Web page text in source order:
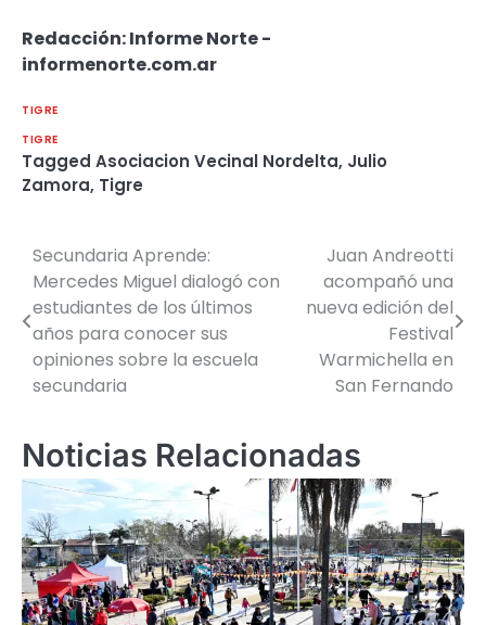
Redacción: Informe Norte -
informenorte.com.ar
TIGRE
TIGRE
Tagged Asociacion Vecinal Nordelta, Julio
Zamora, Tigre
Navegación
de
entradas
Secundaria Aprende:
Mercedes Miguel dialogó con
estudiantes de los últimos
años para conocer sus
opiniones sobre la escuela
secundaria
Juan Andreotti
acompañó una
nueva edición del
Festival
Warmichella en
San Fernando
Noticias Relacionadas